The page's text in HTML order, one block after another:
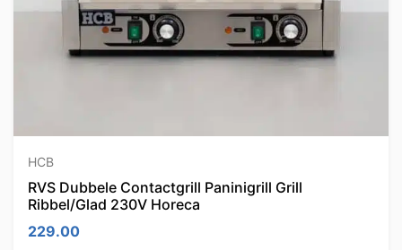
HCB
RVS Dubbele Contactgrill Paninigrill Grill
Ribbel/Glad 230V Horeca
229.00